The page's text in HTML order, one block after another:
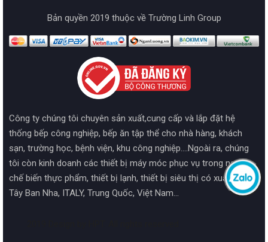
Bản quyền 2019 thuộc về Trường Linh Group
Công ty chúng tôi chuyên sản xuất,cung cấp và lắp đặt hệ
thống bếp công nghiệp, bếp ăn tập thể cho nhà hàng, khách
sạn, trường học, bệnh viện, khu công nghiệp....Ngoài ra, chúng
tôi còn kinh doanh các thiết bị máy móc phục vụ trong ngành
chế biến thực phẩm, thiết bị lạnh, thiết bị siêu thị có xuất xứ từ
Tây Ban Nha, ITALY, Trung Quốc, Việt Nam...